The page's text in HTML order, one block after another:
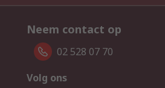
Neem contact op
02 528 07 70
Volg ons